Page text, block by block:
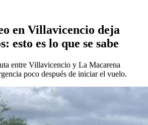
en Villavicencio deja
esto es lo que se sabe
entre Villavicencio y La Macarena
poco después de iniciar el vuelo.